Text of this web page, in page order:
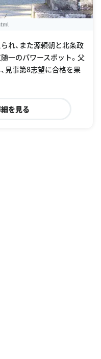
れ、また源頼朝と北条政
一のパワースポット。父
見事第8志望に合格を果
を見る